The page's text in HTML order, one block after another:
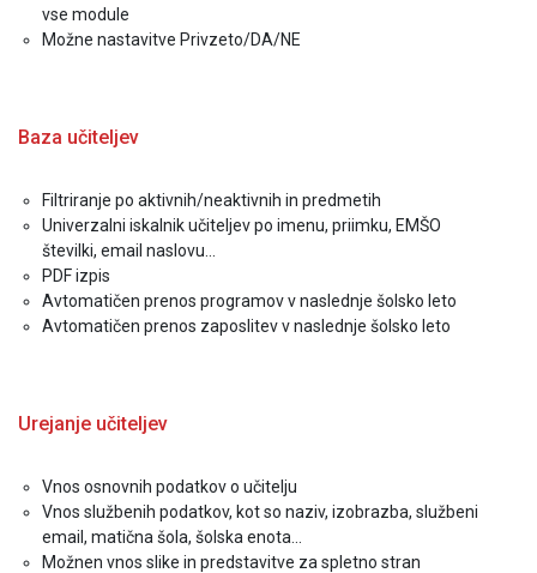
vse module
Možne nastavitve Privzeto/DA/NE
Baza učiteljev
Filtriranje po aktivnih/neaktivnih in predmetih
Univerzalni iskalnik učiteljev po imenu, priimku, EMŠO
številki, email naslovu...
PDF izpis
Avtomatičen prenos programov v naslednje šolsko leto
Avtomatičen prenos zaposlitev v naslednje šolsko leto
Urejanje učiteljev
Vnos osnovnih podatkov o učitelju
Vnos službenih podatkov, kot so naziv, izobrazba, službeni
email, matična šola, šolska enota...
Možnen vnos slike in predstavitve za spletno stran